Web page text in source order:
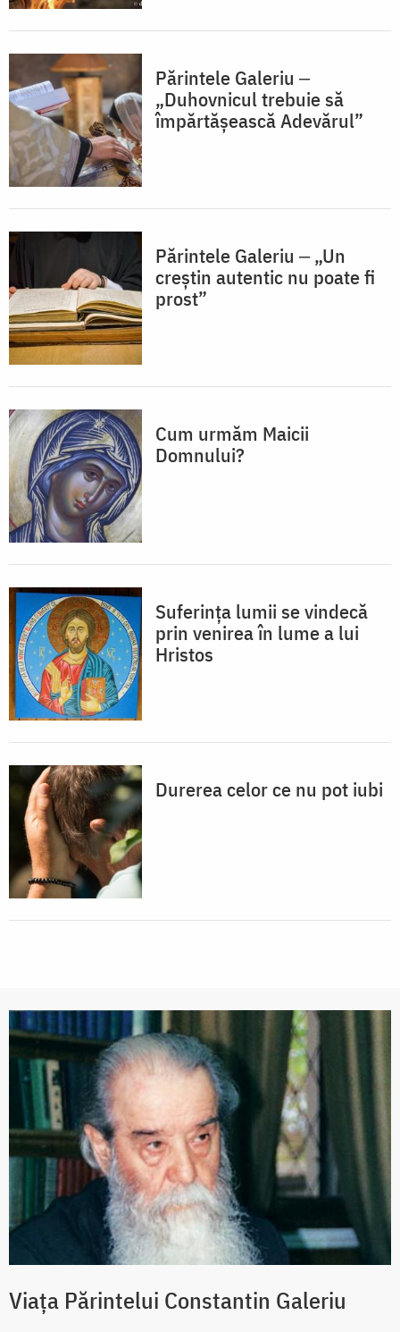
Părintele Galeriu ‒
„Duhovnicul trebuie să
împărtășească Adevărul”
Părintele Galeriu ‒ „Un
creștin autentic nu poate fi
prost”
Cum urmăm Maicii
Domnului?
Suferința lumii se vindecă
prin venirea în lume a lui
Hristos
Durerea celor ce nu pot iubi
Viața Părintelui Constantin Galeriu